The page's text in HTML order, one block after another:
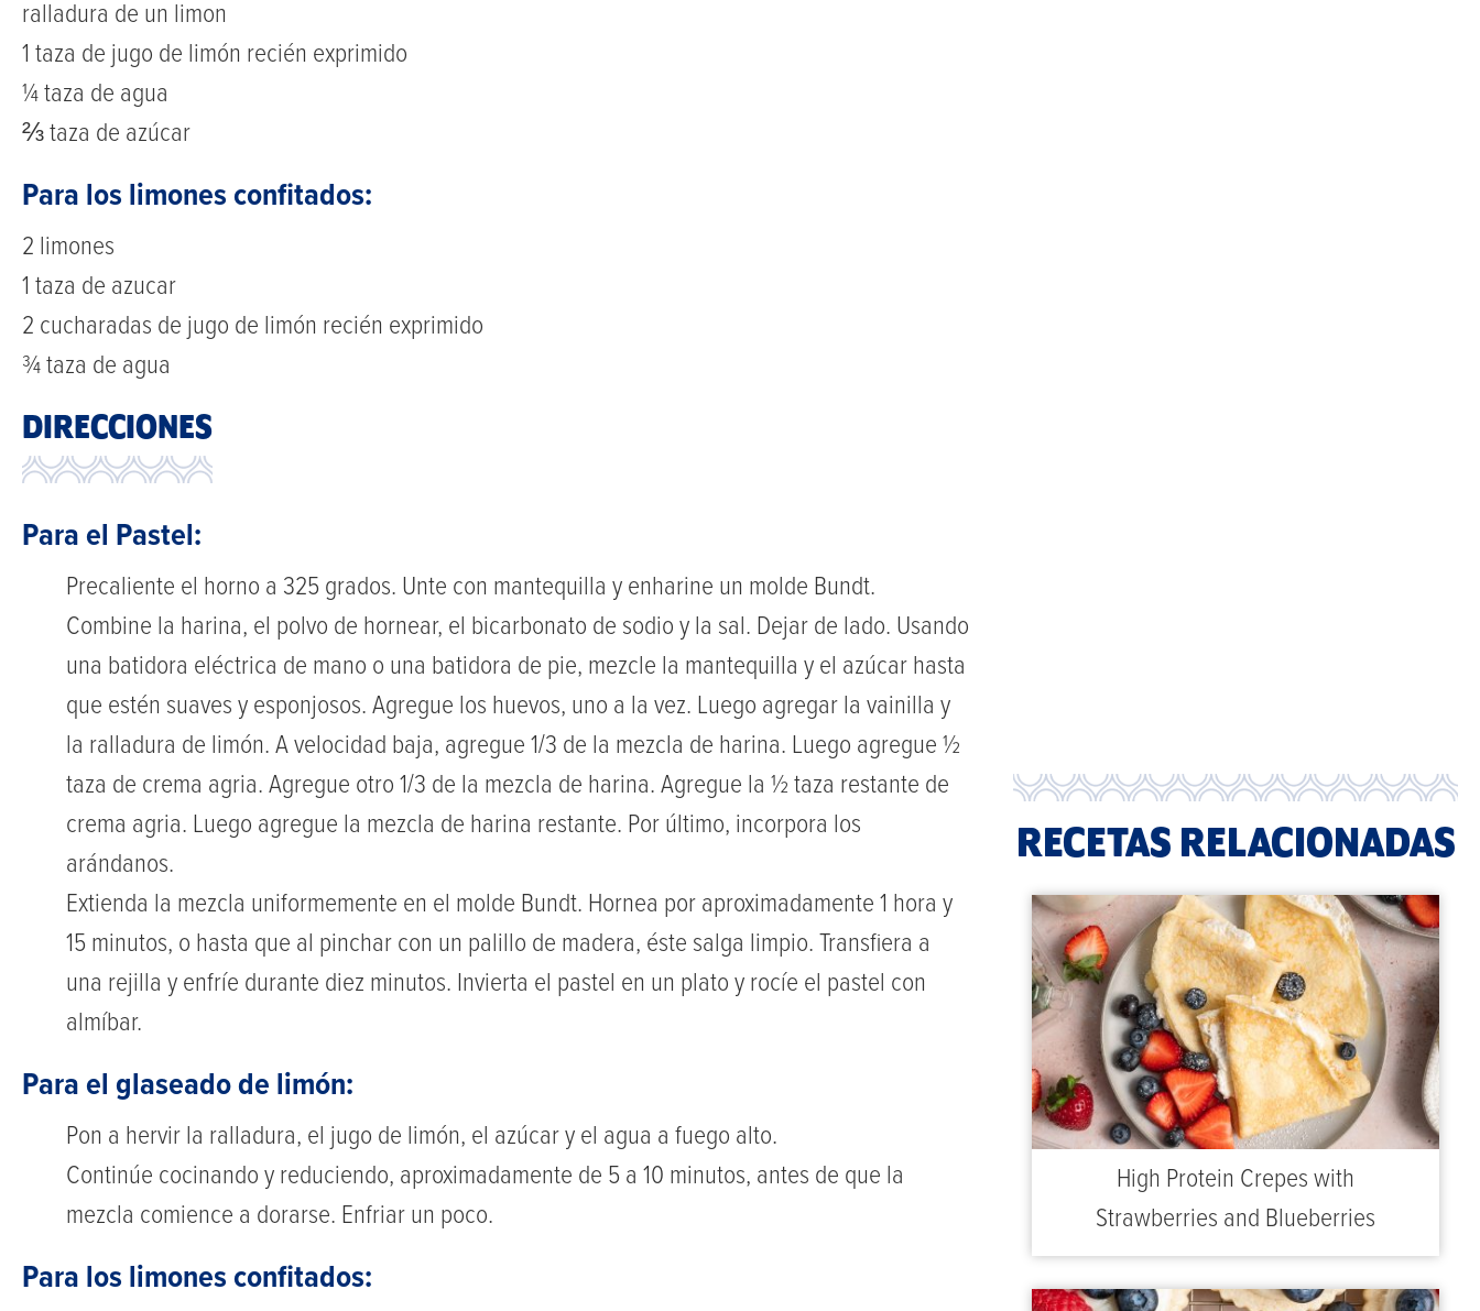
ralladura de un limon
1 taza de jugo de limón recién exprimido
¼ taza de agua
⅔ taza de azúcar
Para los limones confitados:
2 limones
1 taza de azucar
2 cucharadas de jugo de limón recién exprimido
¾ taza de agua
DIRECCIONES
Para el Pastel:
Precaliente el horno a 325 grados. Unte con mantequilla y enharine un molde Bundt.
Combine la harina, el polvo de hornear, el bicarbonato de sodio y la sal. Dejar de lado. Usando
una batidora eléctrica de mano o una batidora de pie, mezcle la mantequilla y el azúcar hasta
que estén suaves y esponjosos. Agregue los huevos, uno a la vez. Luego agregar la vainilla y
la ralladura de limón. A velocidad baja, agregue 1/3 de la mezcla de harina. Luego agregue ½
taza de crema agria. Agregue otro 1/3 de la mezcla de harina. Agregue la ½ taza restante de
crema agria. Luego agregue la mezcla de harina restante. Por último, incorpora los
arándanos.
Extienda la mezcla uniformemente en el molde Bundt. Hornea por aproximadamente 1 hora y
15 minutos, o hasta que al pinchar con un palillo de madera, éste salga limpio. Transfiera a
una rejilla y enfríe durante diez minutos. Invierta el pastel en un plato y rocíe el pastel con
almíbar.
Para el glaseado de limón:
Pon a hervir la ralladura, el jugo de limón, el azúcar y el agua a fuego alto.
Continúe cocinando y reduciendo, aproximadamente de 5 a 10 minutos, antes de que la
mezcla comience a dorarse. Enfriar un poco.
Para los limones confitados:
RECETAS RELACIONADAS
High Protein Crepes with
Strawberries and Blueberries